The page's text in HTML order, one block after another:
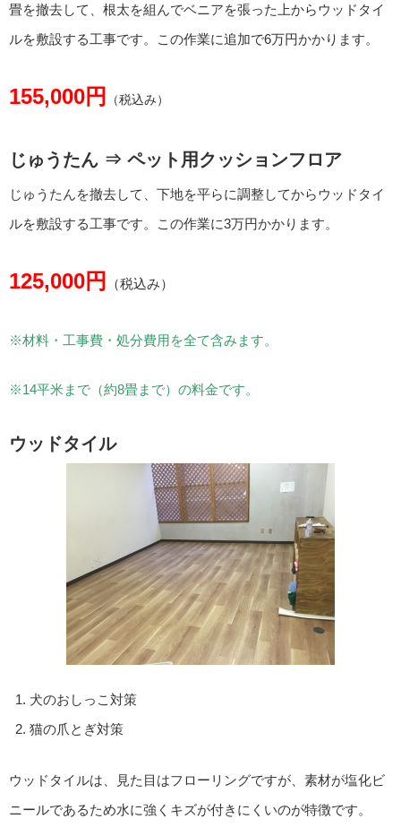
畳を撤去して、根太を組んでベニアを張った上からウッドタイ
ルを敷設する工事です。この作業に追加で6万円かかります。
155,000円 （税込み）
じゅうたん ⇒ ペット用クッションフロア
じゅうたんを撤去して、下地を平らに調整してからウッドタイ
ルを敷設する工事です。この作業に3万円かかります。
125,000円 （税込み）
※材料・工事費・処分費用を全て含みます。
※14平米まで（約8畳まで）の料金です。
ウッドタイル
犬のおしっこ対策
猫の爪とぎ対策
ウッドタイルは、見た目はフローリングですが、素材が塩化ビ
ニールであるため水に強くキズが付きにくいのが特徴です。